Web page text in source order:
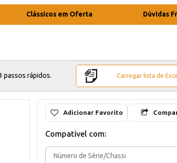
Clássicos em Oferta Dúvidas
passos rápidos. Carregar lista de
Adicionar Favorito
Compativel com: